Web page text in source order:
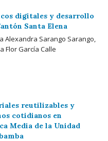
digitales y desarrollo
Santa Elena
Alexandra Sarango Sarango,
Flor García Calle
reutilizables y
cotidianos en
Media de la Unidad